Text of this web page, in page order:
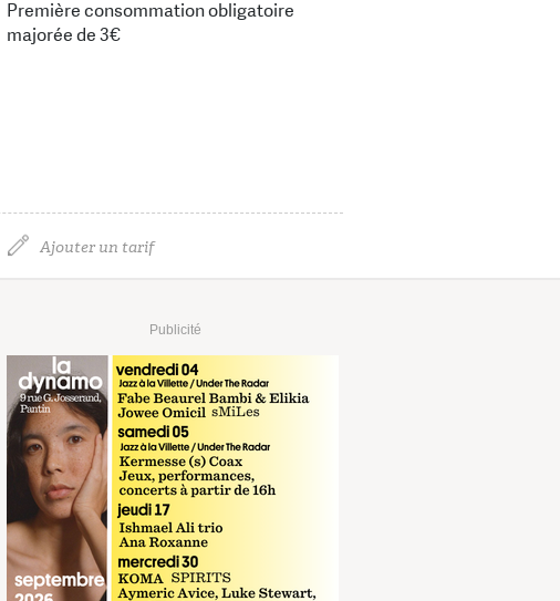
Première consommation obligatoire
majorée de 3€
Ajouter un tarif
Publicité